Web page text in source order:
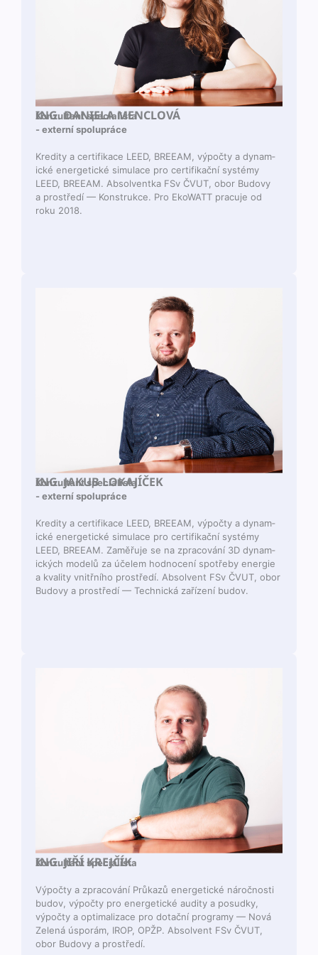
ING. DANIELA MENCLOVÁ
Konzul­tant specialista
- externí spolupráce
Kred­i­ty a cer­ti­fikace LEED, BREEAM, výpoč­ty a dynam­
ické ener­get­ické sim­u­lace pro cer­ti­fikační sys­témy
LEED, BREEAM. Absol­ven­t­ka FSv ČVUT, obor Budovy
a prostředí — Kon­strukce. Pro EkoWATT pracu­je od
roku 2018.
ING. JAKUB LOKAJÍČEK
Konzul­tant specialista
- externí spolupráce
Kred­i­ty a cer­ti­fikace LEED, BREEAM, výpoč­ty a dynam­
ické ener­get­ické sim­u­lace pro cer­ti­fikační sys­témy
LEED, BREEAM. Zaměřu­je se na zpra­cov­ání 3D dynam­
ick­ých mod­elů za účelem hod­no­cení spotře­by energie
a kval­i­ty vnitřního prostředí. Absol­vent FSv ČVUT, obor
Budovy a prostředí — Tech­nická zařízení budov.
ING. JIŘÍ KREJČÍK
Konzul­tant specialista
Výpoč­ty a zpra­cov­ání Průkazů ener­get­ické náročnos­ti
budov, výpoč­ty pro ener­get­ické audi­ty a posud­ky,
výpoč­ty a opti­mal­izace pro dotační pro­gramy — Nová
Zelená úsporám, IROP, OPŽP. Absol­vent FSv ČVUT,
obor Budovy a prostředí.